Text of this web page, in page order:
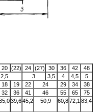
20 (22) 24 (27) 30 36 42
48
2,5 3 3,5 4 4,5
5
18 19 22 24 29 34
38
32 36 41 46 55 65
75
39,645,2 50,9 60,872,1 83,4